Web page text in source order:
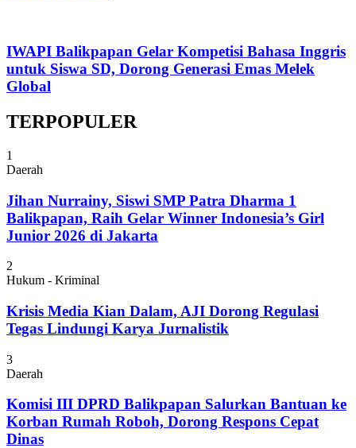
IWAPI Balikpapan Gelar Kompetisi Bahasa Inggris
untuk Siswa SD, Dorong Generasi Emas Melek
Global
TERPOPULER
1
Daerah
Jihan Nurrainy, Siswi SMP Patra Dharma 1
Balikpapan, Raih Gelar Winner Indonesia’s Girl
Junior 2026 di Jakarta
2
Hukum - Kriminal
Krisis Media Kian Dalam, AJI Dorong Regulasi
Tegas Lindungi Karya Jurnalistik
3
Daerah
Komisi III DPRD Balikpapan Salurkan Bantuan ke
Korban Rumah Roboh, Dorong Respons Cepat
Dinas